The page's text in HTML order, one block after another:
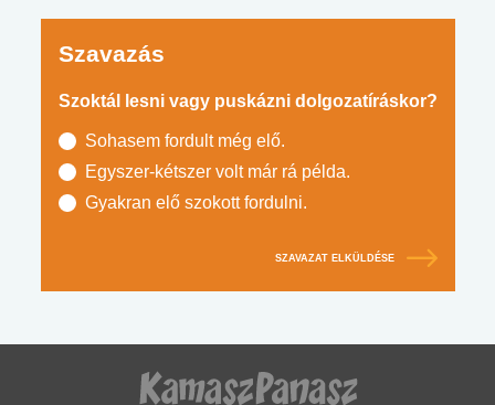
Szavazás
Szoktál lesni vagy puskázni dolgozatíráskor?
Sohasem fordult még elő.
Egyszer-kétszer volt már rá példa.
Gyakran elő szokott fordulni.
SZAVAZAT ELKÜLDÉSE